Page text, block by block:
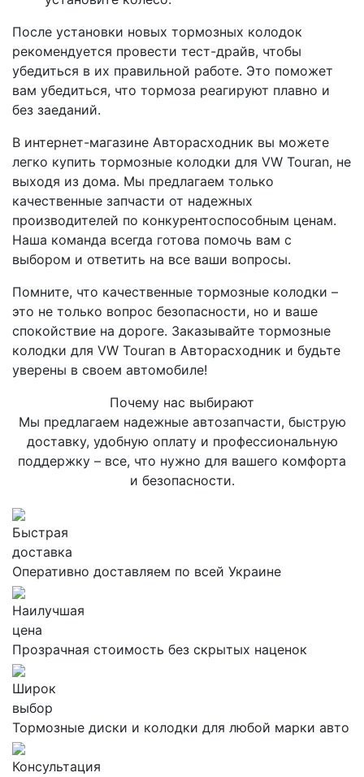
После установки новых тормозных колодок
рекомендуется провести тест-драйв, чтобы
убедиться в их правильной работе. Это поможет
вам убедиться, что тормоза реагируют плавно и
без заеданий.
В интернет-магазине Авторасходник вы можете
легко купить тормозные колодки для VW Touran, не
выходя из дома. Мы предлагаем только
качественные запчасти от надежных
производителей по конкурентоспособным ценам.
Наша команда всегда готова помочь вам с
выбором и ответить на все ваши вопросы.
Помните, что качественные тормозные колодки –
это не только вопрос безопасности, но и ваше
спокойствие на дороге. Заказывайте тормозные
колодки для VW Touran в Авторасходник и будьте
уверены в своем автомобиле!
Почему нас выбирают
Мы предлагаем надежные автозапчасти, быструю
доставку, удобную оплату и профессиональную
поддержку – все, что нужно для вашего комфорта
и безопасности.
Быстрая
доставка
Оперативно доставляем по всей Украине
Наилучшая
цена
Прозрачная стоимость без скрытых наценок
Широк
выбор
Тормозные диски и колодки для любой марки авто
Консультация